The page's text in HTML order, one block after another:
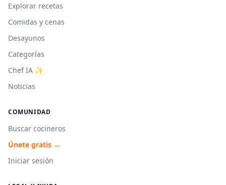
Explorar recetas
Comidas y cenas
Desayunos
Categorías
Chef IA ✨
Noticias
COMUNIDAD
Buscar cocineros
Únete gratis →
Iniciar sesión